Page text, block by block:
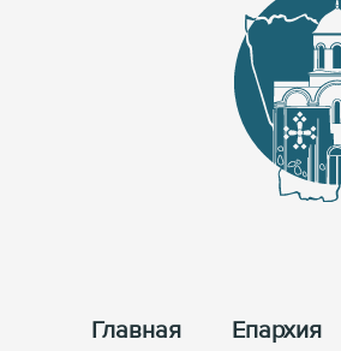
Главная Епархия